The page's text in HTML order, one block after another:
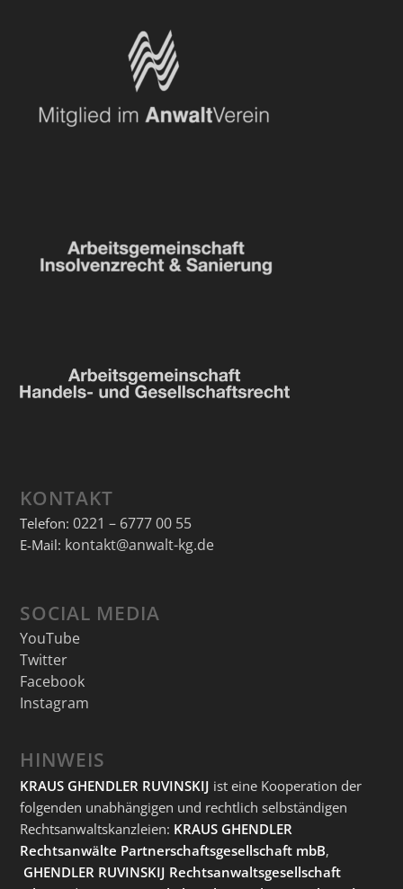
KONTAKT
Telefon: 0221 – 6777 00 55
E-Mail: kontakt@anwalt-kg.de
SOCIAL MEDIA
YouTube
Twitter
Facebook
Instagram
HINWEIS
KRAUS GHENDLER RUVINSKIJ ist eine Kooperation der
folgenden unabhängigen und rechtlich selbständigen
Rechtsanwaltskanzleien: KRAUS GHENDLER
Rechtsanwälte Partnerschaftsgesellschaft mbB,
GHENDLER RUVINSKIJ Rechtsanwaltsgesellschaft